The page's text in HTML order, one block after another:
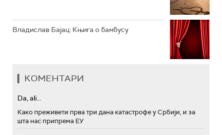
Владислав Бајац: Књига о бамбусу
КОМЕНТАРИ
Da, ali...
Како преживети прва три дана катастрофе у Србији, и за
шта нас припрема ЕУ